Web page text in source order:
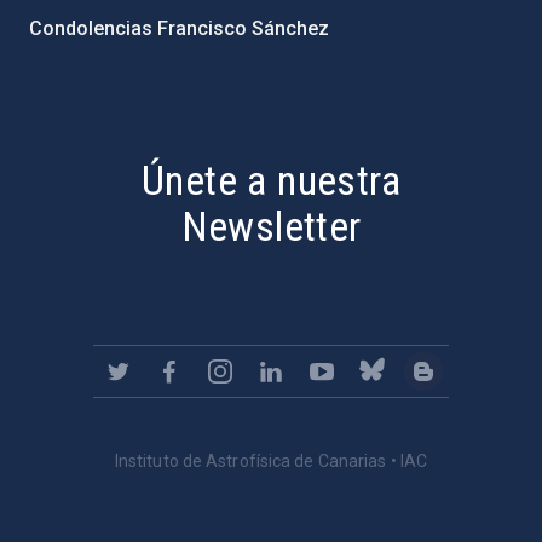
Condolencias Francisco Sánchez
Únete a nuestra
Newsletter
Instituto de Astrofísica de Canarias • IAC